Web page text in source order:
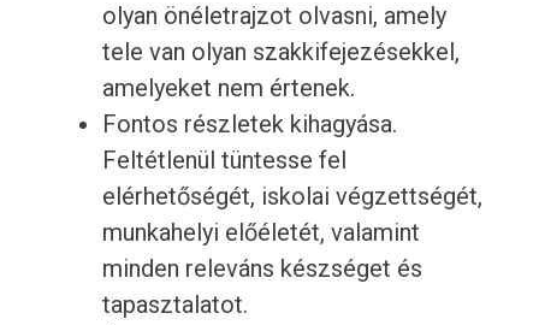
olyan önéletrajzot olvasni, amely
tele van olyan szakkifejezésekkel,
amelyeket nem értenek.
Fontos részletek kihagyása.
Feltétlenül tüntesse fel
elérhetőségét, iskolai végzettségét,
munkahelyi előéletét, valamint
minden releváns készséget és
tapasztalatot.